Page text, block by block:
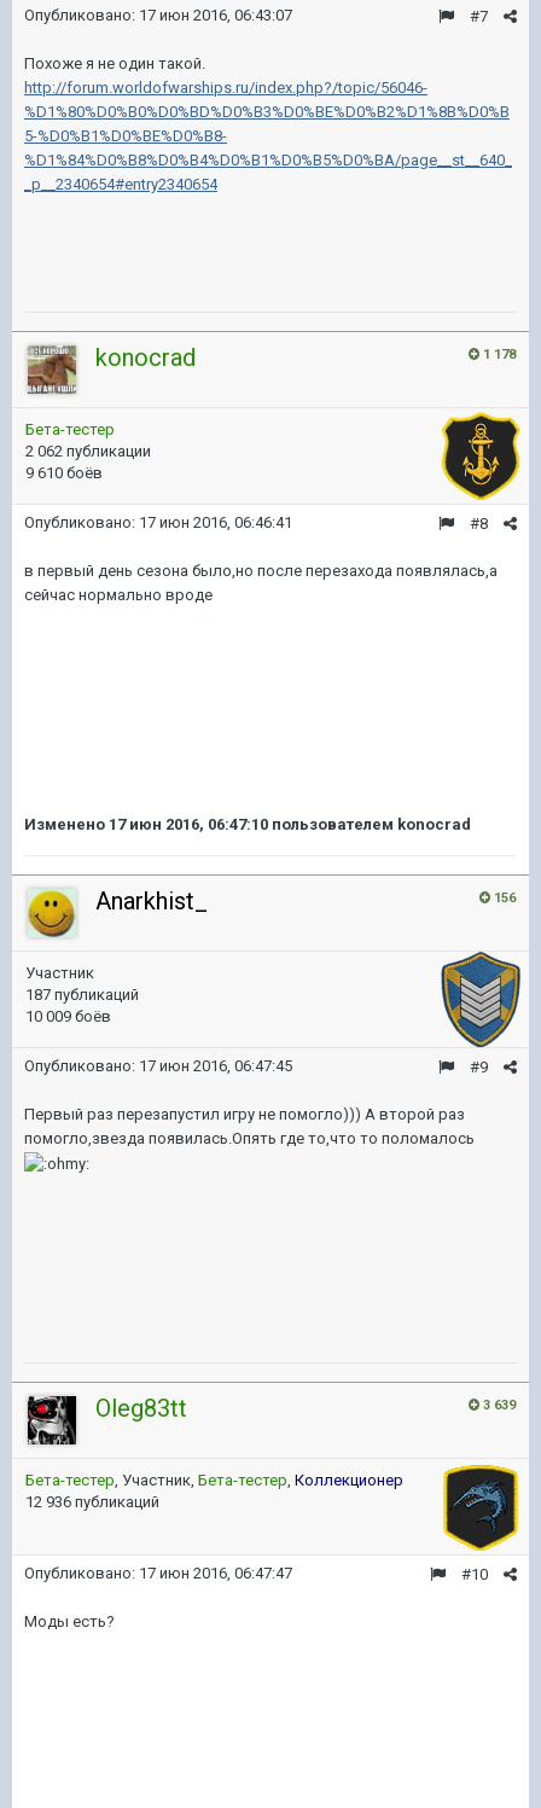
#7
Опубликовано: 17 июн 2016, 06:43:07
Похоже я не один такой.
http://forum.worldofwarships.ru/index.php?/topic/56046-
%D1%80%D0%B0%D0%BD%D0%B3%D0%BE%D0%B2%D1%8B%D0%B
5-%D0%B1%D0%BE%D0%B8-
%D1%84%D0%B8%D0%B4%D0%B1%D0%B5%D0%BA/page__st__640_
_p__2340654#entry2340654
1 178
konocrad
Бета-тестер
2 062 публикации
9 610 боёв
#8
Опубликовано: 17 июн 2016, 06:46:41
в первый день сезона было,но после перезахода появлялась,а
сейчас нормально вроде
Изменено 17 июн 2016, 06:47:10 пользователем konocrad
156
Anarkhist_
Участник
187 публикаций
10 009 боёв
#9
Опубликовано: 17 июн 2016, 06:47:45
Первый раз перезапустил игру не помогло))) А второй раз
помогло,звезда появилась.Опять где то,что то поломалось
3 639
Oleg83tt
Бета-тестер, Участник, Бета-тестер, Коллекционер
12 936 публикаций
#10
Опубликовано: 17 июн 2016, 06:47:47
Моды есть?